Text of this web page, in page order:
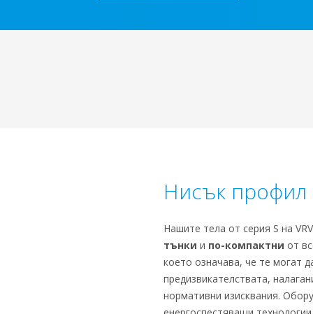
Нисък профил
Нашите тела от серия S на
тънки и по-компактни от
което означава, че те могат
предизвикателствата,
нормативни изисквания.